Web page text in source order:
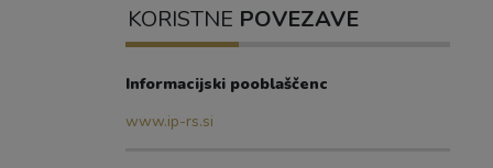
KORISTNE POVEZAVE
Informacijski pooblaščenc
www.ip-rs.si